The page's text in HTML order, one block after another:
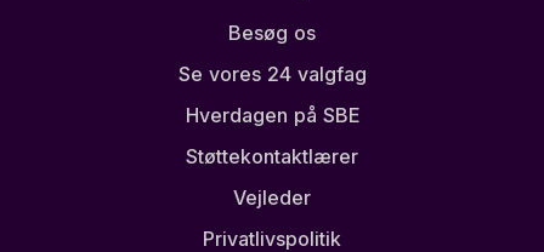
Besøg os
Se vores 24 valgfag
Hverdagen på SBE
Støttekontaktlærer
Vejleder
Privatlivspolitik